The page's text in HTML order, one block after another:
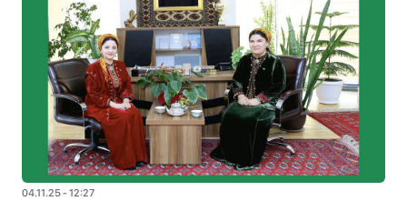
04.11.25 - 12:27